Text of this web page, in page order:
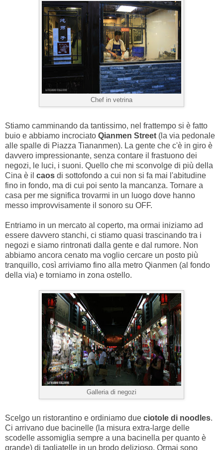
Chef in vetrina
Stiamo camminando da tantissimo, nel frattempo si è fatto
buio e abbiamo incrociato Qianmen Street (la via pedonale
alle spalle di Piazza Tiananmen). La gente che c'è in giro è
davvero impressionante, senza contare il frastuono dei
negozi, le luci, i suoni. Quello che mi sconvolge di più della
Cina è il caos di sottofondo a cui non si fa mai l'abitudine
fino in fondo, ma di cui poi sento la mancanza. Tornare a
casa per me significa trovarmi in un luogo dove hanno
messo improvvisamente il sonoro su OFF.
Entriamo in un mercato al coperto, ma ormai iniziamo ad
essere davvero stanchi, ci stiamo quasi trascinando tra i
negozi e siamo rintronati dalla gente e dal rumore. Non
abbiamo ancora cenato ma voglio cercare un posto più
tranquillo, così arriviamo fino alla metro Qianmen (al fondo
della via) e torniamo in zona ostello.
Galleria di negozi
Scelgo un ristorantino e ordiniamo due ciotole di noodles.
Ci arrivano due bacinelle (la misura extra-large delle
scodelle assomiglia sempre a una bacinella per quanto è
grande) di tagliatelle in un brodo delizioso. Ormai sono